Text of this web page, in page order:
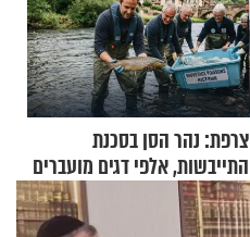
צרפת: נהר הסן בסכנת
התייבשות, אלפי דגים מועברים
במבצעי חילוץ